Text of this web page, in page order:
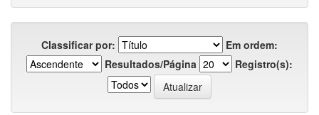
Classificar por:
Em ordem:
Resultados/Página
Registro(s):